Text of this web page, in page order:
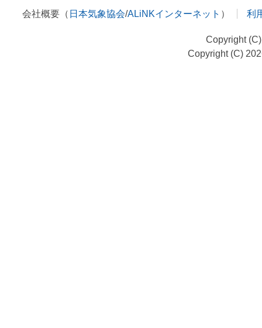
会社概要（ 日本気象協会/ALiNKインターネット ） 利
Copyright
Copyright (C)